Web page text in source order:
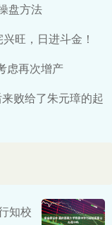
盘方法
旺，日进斗金！
虑再次增产
败给了朱元璋的起
知校